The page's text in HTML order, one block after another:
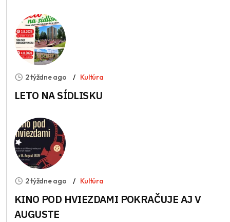
2 týždne ago Kultúra
LETO NA SÍDLISKU
2 týždne ago Kultúra
KINO POD HVIEZDAMI POKRAČUJE AJ V
AUGUSTE